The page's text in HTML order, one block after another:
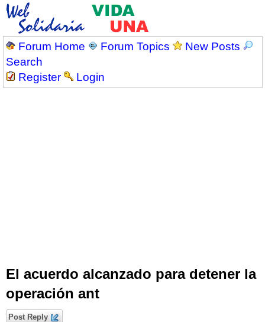
Forum Home Forum Topics
New Posts
Search
Register
Login
El acuerdo alcanzado para detener la
operación ant
Post Reply